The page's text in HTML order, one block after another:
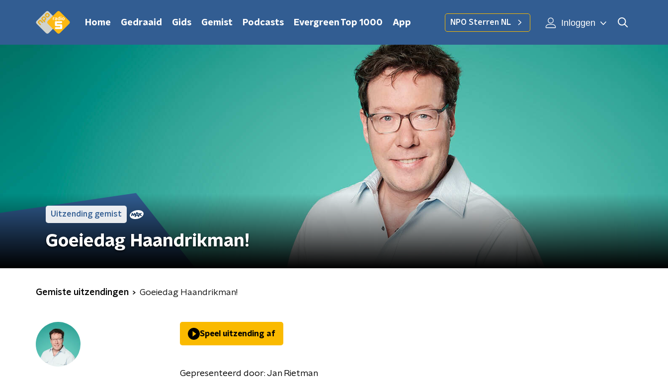
Home Gedraaid Gids Gemist Podcasts Evergreen Top 1000 App NPO Sterren NL Inloggen
Uitzending gemist
Goeiedag Haandrikman!
Gemiste uitzendingen Goeiedag Haandrikman!
Speel uitzending af
Gepresenteerd door: Jan Rietman